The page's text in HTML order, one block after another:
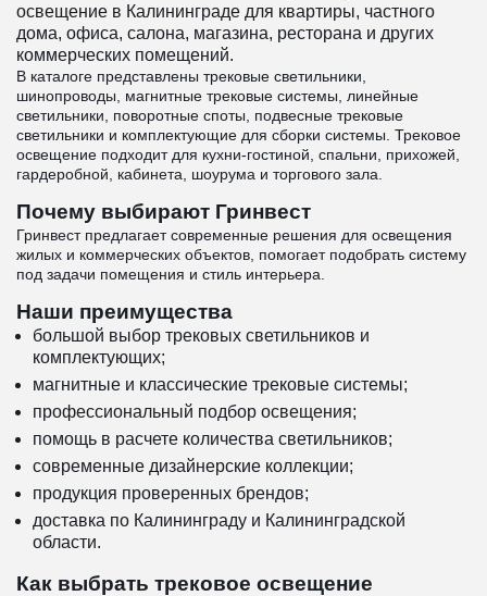
освещение в Калининграде для квартиры, частного
дома, офиса, салона, магазина, ресторана и других
коммерческих помещений.
В каталоге представлены трековые светильники,
шинопроводы, магнитные трековые системы, линейные
светильники, поворотные споты, подвесные трековые
светильники и комплектующие для сборки системы. Трековое
освещение подходит для кухни-гостиной, спальни, прихожей,
гардеробной, кабинета, шоурума и торгового зала.
Почему выбирают Гринвест
Гринвест предлагает современные решения для освещения
жилых и коммерческих объектов, помогает подобрать систему
под задачи помещения и стиль интерьера.
Наши преимущества
большой выбор трековых светильников и
комплектующих;
магнитные и классические трековые системы;
профессиональный подбор освещения;
помощь в расчете количества светильников;
современные дизайнерские коллекции;
продукция проверенных брендов;
доставка по Калининграду и Калининградской
области.
Как выбрать трековое освещение